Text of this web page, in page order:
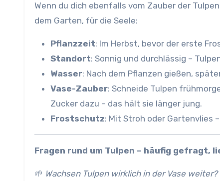
Wenn du dich ebenfalls vom Zauber der
dem Garten, für die Seele:
Pflanzzeit: Im Herbst, bevor der erste
Standort: Sonnig und durchlässig –
Wasser: Nach dem Pflanzen gießen,
Vase-Zauber: Schneide Tulpen
Zucker dazu – das hält sie länger jung.
Frostschutz: Mit Stroh oder Gartenvlies
Fragen rund um Tulpen – häufig gefragt,
🌱 Wachsen Tulpen wirklich in der Vase weiter?